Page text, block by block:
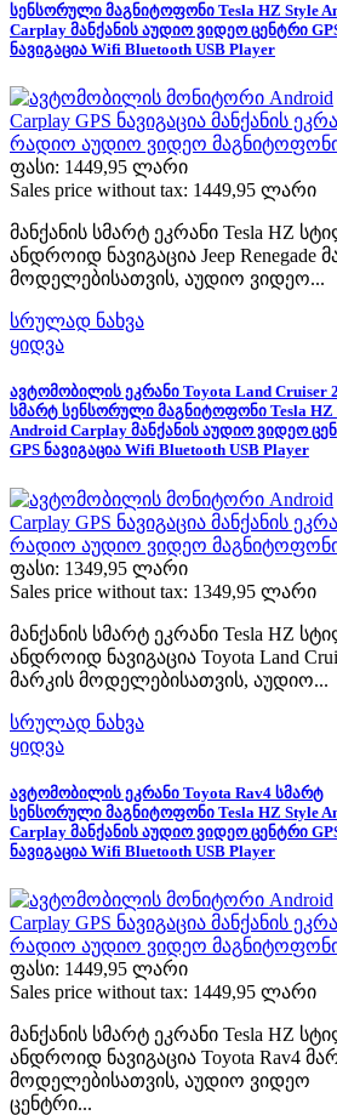
სენსორული მაგნიტოფონი Tesla HZ Style
Carplay მანქანის აუდიო ვიდეო ცენტრი
ნავიგაცია Wifi Bluetooth USB Player
ფასი: 1449,95 ლარი
Sales price without tax: 1449,95 ლარი
მანქანის სმარტ ეკრანი Tesla HZ
ანდროიდ ნავიგაცია Jeep Renegade
მოდელებისათვის, აუდიო ვიდეო...
სრულად ნახვა
ყიდვა
ავტომობილის ეკრანი Toyota Land Cruiser
სმარტ სენსორული მაგნიტოფონი Tesla HZ
Android Carplay მანქანის აუდიო ვიდეო
GPS ნავიგაცია Wifi Bluetooth USB Player
ფასი: 1349,95 ლარი
Sales price without tax: 1349,95 ლარი
მანქანის სმარტ ეკრანი Tesla HZ
ანდროიდ ნავიგაცია Toyota Land
მარკის მოდელებისათვის, აუდიო...
სრულად ნახვა
ყიდვა
ავტომობილის ეკრანი Toyota Rav4 სმარტ
სენსორული მაგნიტოფონი Tesla HZ Style
Carplay მანქანის აუდიო ვიდეო ცენტრი
ნავიგაცია Wifi Bluetooth USB Player
ფასი: 1449,95 ლარი
Sales price without tax: 1449,95 ლარი
მანქანის სმარტ ეკრანი Tesla HZ
ანდროიდ ნავიგაცია Toyota Rav4
მოდელებისათვის, აუდიო ვიდეო
ცენტრი...